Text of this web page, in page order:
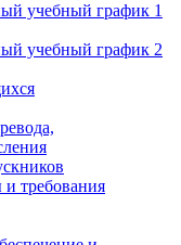
учебный график 1
учебный график 2
и требования